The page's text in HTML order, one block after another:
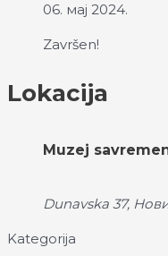
06. мај 2024.
Završen!
Lokacija
Muzej
Dunavska 37,
Kategorija